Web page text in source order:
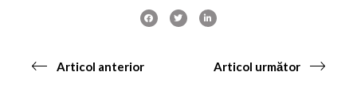
Articol anterior Articol următor